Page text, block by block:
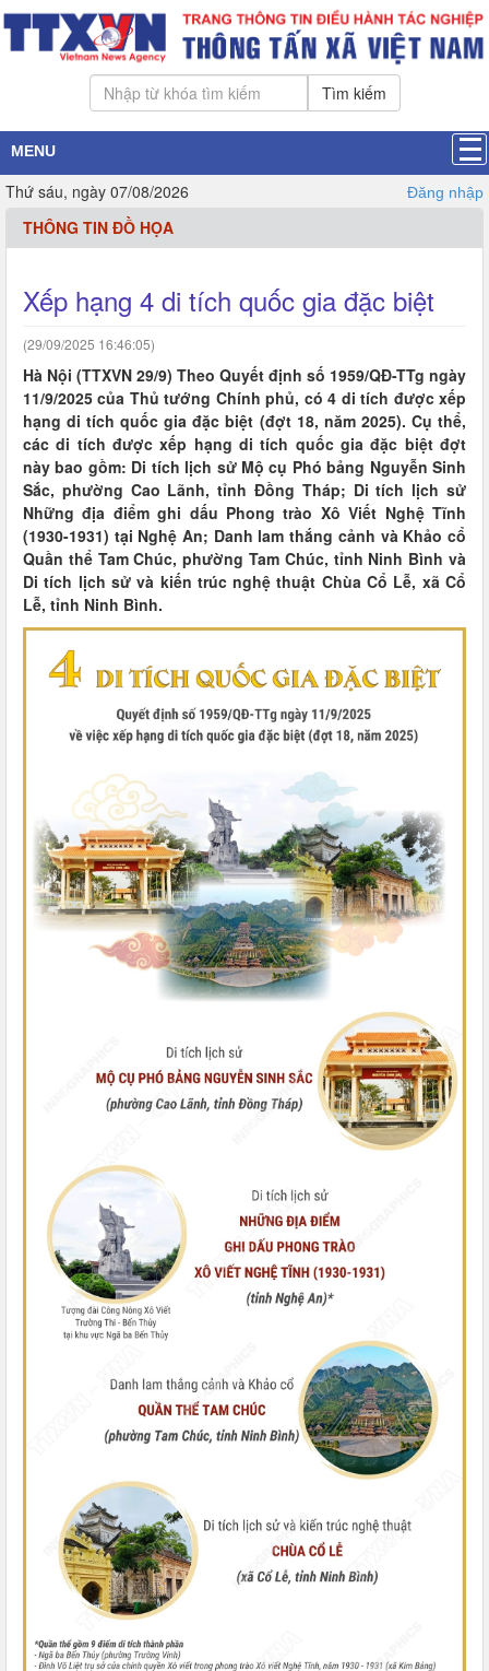
Tìm kiếm
MENU
Thứ sáu, ngày 07/08/2026 Đăng nhập
THÔNG TIN ĐỒ HỌA
Xếp hạng 4 di tích quốc gia đặc biệt
(29/09/2025 16:46:05)
Hà Nội (TTXVN 29/9) Theo Quyết định số 1959/QĐ-TTg ngày
11/9/2025 của Thủ tướng Chính phủ, có 4 di tích được xếp
hạng di tích quốc gia đặc biệt (đợt 18, năm 2025). Cụ thể,
các di tích được xếp hạng di tích quốc gia đặc biệt đợt
này bao gồm: Di tích lịch sử Mộ cụ Phó bảng Nguyễn Sinh
Sắc, phường Cao Lãnh, tỉnh Đồng Tháp; Di tích lịch sử
Những địa điểm ghi dấu Phong trào Xô Viết Nghệ Tĩnh
(1930-1931) tại Nghệ An; Danh lam thắng cảnh và Khảo cổ
Quần thể Tam Chúc, phường Tam Chúc, tỉnh Ninh Bình và
Di tích lịch sử và kiến trúc nghệ thuật Chùa Cổ Lễ, xã Cổ
Lễ, tỉnh Ninh Bình.